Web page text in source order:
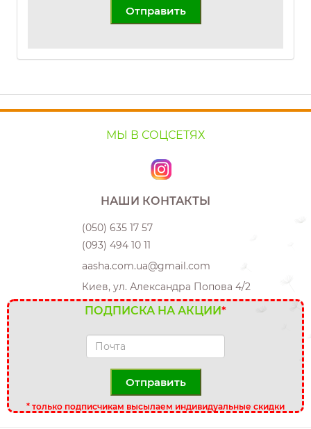
Отправить
МЫ В СОЦСЕТЯХ
НАШИ КОНТАКТЫ
(050) 635 17 57
(093) 494 10 11
aasha.com.ua@gmail.com
Киев, ул. Александра Попова 4/2
ПОДПИСКА НА АКЦИИ*
Отправить
* только подписчикам высылаем индивидуальные скидки